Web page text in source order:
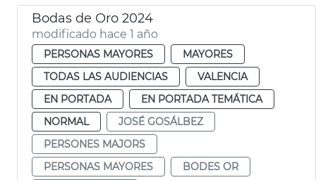
Bodas de Oro 2024
modificado hace 1 año
PERSONAS MAYORES
MAYORES
TODAS LAS AUDIENCIAS
VALENCIA
EN PORTADA
EN PORTADA TEMÁTICA
NORMAL
JOSÉ GOSÁLBEZ
PERSONES MAJORS
PERSONAS MAYORES
BODES OR